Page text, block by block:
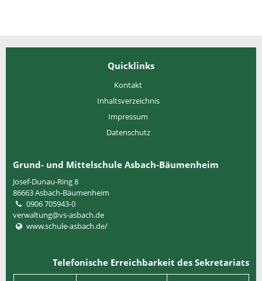
Quicklinks
Kontakt
Inhaltsverzeichnis
Impressum
Datenschutz
Grund- und Mittelschule Asbach-Bäumenheim
Josef-Dunau-Ring 8
86663Asbach-Bäumenheim
0906 705943-0
verwaltung@vs-asbach.de
www.schule-asbach.de/
Telefonische Erreichbarkeit des Sekretariats